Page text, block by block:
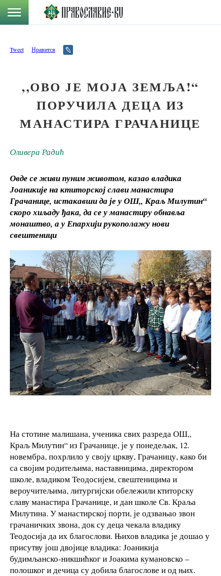
Tweet Нравится
,,ОВО ЈЕ МОЈА ЗЕМЉА!“
ПОРУЧИЛА ДЕЦА ИЗ
МАНАСТИРА ГРАЧАНИЦЕ
Оливера Радић
Овде се живи пуним животом, казао владика
Јоаникије на ктиторској слави манастира
Грачанице, истакавши да је у ОШ,, Краљ Милутин“
скоро хиљаду ђака, да се у манастиру обнавља
монаштво, а у Епархији рукополажу нови
свештеници
На стотине малишана, ученика свих разреда ОШ,,
Краљ Милутин“ из Грачанице, је у понедељак, 12.
новембра, похрлило у своју цркву, Грачаницу, како би
са својим родитељима, наставницима, директором
школе, владиком Теодосијем, свештеницима и
вероучитељима, литургијски обележили ктиторску
славу манастира Грачанице, и дан школе Св. Краља
Милутина. У манастирској порти, је одзвањао звон
грачаничких звона, док су деца чекала владику
Теодосија да их благослови. Њихов владика је дошао у
присутву још двојице владика: Јоаникија
будимљанско-никшићког и Јоакима кумановско –
полошког и дечица су добила благослове и од њих.